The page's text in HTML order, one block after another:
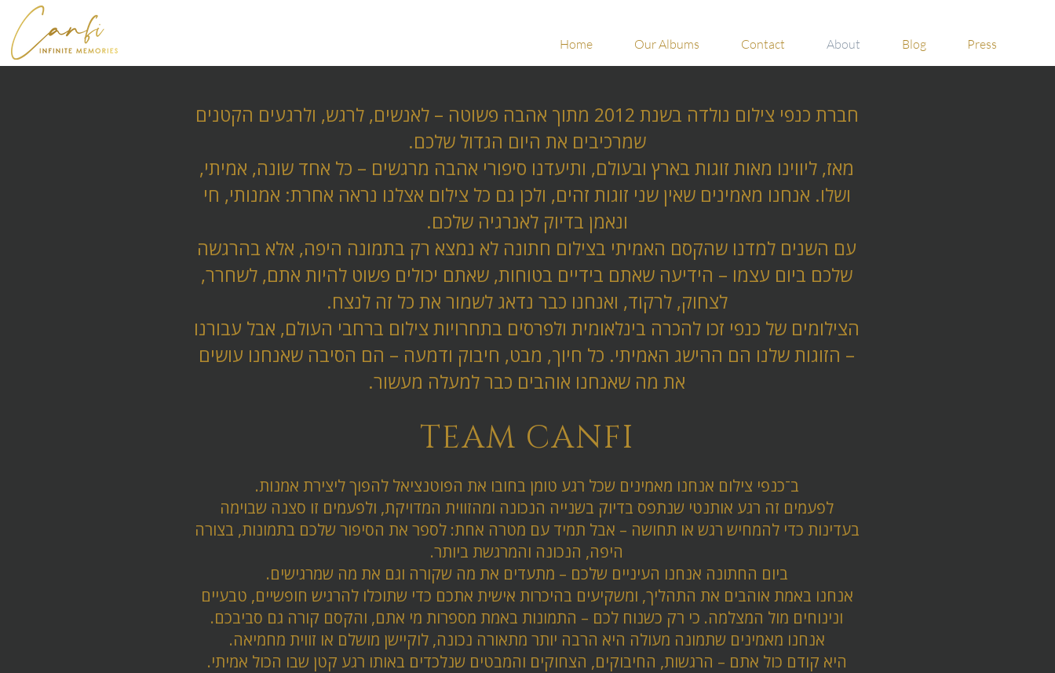
Home Our Albums Contact About Blog Press
חברת כנפי צילום נולדה בשנת 2012 מתוך אהבה פשוטה – לאנשים, לרגש, ולרגעים הקטנים
שמרכיבים את היום הגדול שלכם.
מאז, ליווינו מאות זוגות בארץ ובעולם, ותיעדנו סיפורי אהבה מרגשים – כל אחד שונה, אמיתי,
ושלו. אנחנו מאמינים שאין שני זוגות זהים, ולכן גם כל צילום אצלנו נראה אחרת: אמנותי, חי
ונאמן בדיוק לאנרגיה שלכם.
עם השנים למדנו שהקסם האמיתי בצילום חתונה לא נמצא רק בתמונה היפה, אלא בהרגשה
שלכם ביום עצמו – הידיעה שאתם בידיים בטוחות, שאתם יכולים פשוט להיות אתם, לשחרר,
לצחוק, לרקוד, ואנחנו כבר נדאג לשמור את כל זה לנצח.
הצילומים של כנפי זכו להכרה בינלאומית ולפרסים בתחרויות צילום ברחבי העולם, אבל עבורנו
– הזוגות שלנו הם ההישג האמיתי. כל חיוך, מבט, חיבוק ודמעה – הם הסיבה שאנחנו עושים
את מה שאנחנו אוהבים כבר למעלה מעשור.
TEAM CANFI
ב־כנפי צילום אנחנו מאמינים שכל רגע טומן בחובו את הפוטנציאל להפוך ליצירת אמנות.
לפעמים זה רגע אותנטי שנתפס בדיוק בשנייה הנכונה ומהזווית המדויקת, ולפעמים זו סצנה שבוימה
בעדינות כדי להמחיש רגש או תחושה – אבל תמיד עם מטרה אחת: לספר את הסיפור שלכם בתמונות, בצורה
היפה, הנכונה והמרגשת ביותר.
ביום החתונה אנחנו העיניים שלכם – מתעדים את מה שקורה וגם את מה שמרגישים.
אנחנו באמת אוהבים את התהליך, ומשקיעים בהיכרות אישית אתכם כדי שתוכלו להרגיש חופשיים, טבעיים
ונינוחים מול המצלמה. כי רק כשנוח לכם – התמונות באמת מספרות מי אתם, והקסם קורה גם סביבכם.
אנחנו מאמינים שתמונה מעולה היא הרבה יותר מתאורה נכונה, לוקיישן מושלם או זווית מחמיאה.
היא קודם כול אתם – הרגשות, החיבוקים, הצחוקים והמבטים שנלכדים באותו רגע קטן שבו הכול אמיתי.